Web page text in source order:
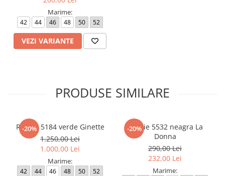
Marime:
42 44 46 48 50 52
VEZI VARIANTE
PRODUSE SIMILARE
-20%
Rochie 5184 verde Ginette
1.250,00 Lei
1.000,00 Lei
Marime:
42 44 46 48 50 52
-20%
Rochie 5532 neagra La
Donna
290,00 Lei
232,00 Lei
Marime: